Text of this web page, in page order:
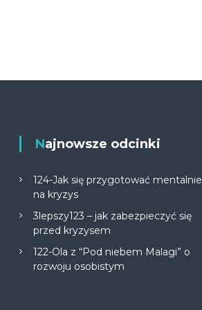
Najnowsze odcinki
124-Jak się przygotować mentalnie
na kryzys
3lepszy123 – jak zabezpieczyć się
przed kryzysem
122-Ola z “Pod niebem Malagi” o
rozwoju osobistym